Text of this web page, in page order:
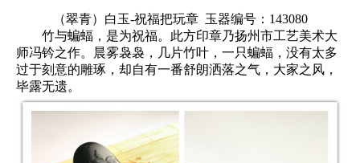
（翠青）白玉-祝福把玩章玉器编号：143080
竹与蝙蝠，是为祝福。此方印章乃扬州市工艺美术大
师冯钤之作。晨雾袅袅，几片竹叶，一只蝙蝠，没有太多
过于刻意的雕琢，却自有一番舒朗洒落之气，大家之风，
毕露无遗。